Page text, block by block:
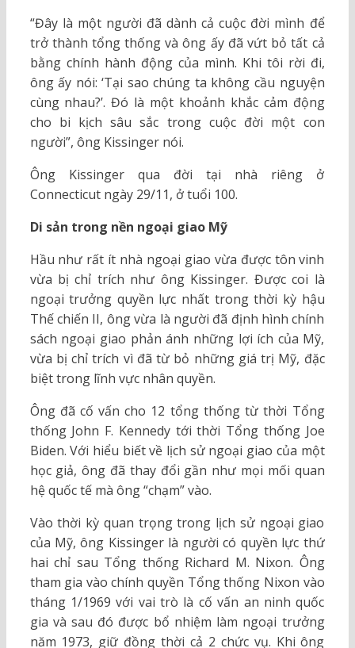
“Đây là một người đã dành cả cuộc đời mình để
trở thành tổng thống và ông ấy đã vứt bỏ tất cả
bằng chính hành động của mình. Khi tôi rời đi,
ông ấy nói: ‘Tại sao chúng ta không cầu nguyện
cùng nhau?’. Đó là một khoảnh khắc cảm động
cho bi kịch sâu sắc trong cuộc đời một con
người”, ông Kissinger nói.
Ông Kissinger qua đời tại nhà riêng ở
Connecticut ngày 29/11, ở tuổi 100.
Di sản trong nền ngoại giao Mỹ
Hầu như rất ít nhà ngoại giao vừa được tôn vinh
vừa bị chỉ trích như ông Kissinger. Được coi là
ngoại trưởng quyền lực nhất trong thời kỳ hậu
Thế chiến II, ông vừa là người đã định hình chính
sách ngoại giao phản ánh những lợi ích của Mỹ,
vừa bị chỉ trích vì đã từ bỏ những giá trị Mỹ, đặc
biệt trong lĩnh vực nhân quyền.
Ông đã cố vấn cho 12 tổng thống từ thời Tổng
thống John F. Kennedy tới thời Tổng thống Joe
Biden. Với hiểu biết về lịch sử ngoại giao của một
học giả, ông đã thay đổi gần như mọi mối quan
hệ quốc tế mà ông “chạm” vào.
Vào thời kỳ quan trọng trong lịch sử ngoại giao
của Mỹ, ông Kissinger là người có quyền lực thứ
hai chỉ sau Tổng thống Richard M. Nixon. Ông
tham gia vào chính quyền Tổng thống Nixon vào
tháng 1/1969 với vai trò là cố vấn an ninh quốc
gia và sau đó được bổ nhiệm làm ngoại trưởng
năm 1973, giữ đồng thời cả 2 chức vụ. Khi ông